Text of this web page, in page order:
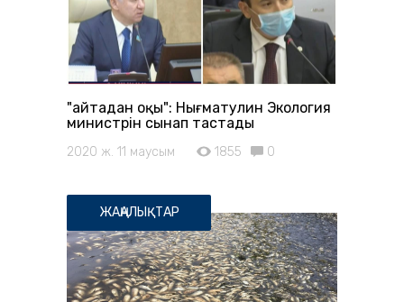
"Қайтадан оқы": Нығматулин Экология
министрін сынап тастады
2020 ж. 11 маусым 1855 0
ЖАҢАЛЫҚТАР